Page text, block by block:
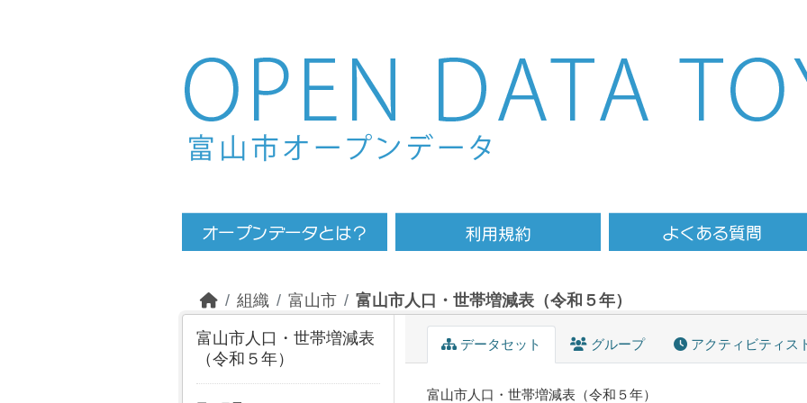
Skip to main content
組織 富山市 富山市人口・世帯増減表（令和５年）
富山市人口・世帯増減表
（令和５年）
データセット グループ アクティビティス
富山市人口・世帯増減表（令和５年）